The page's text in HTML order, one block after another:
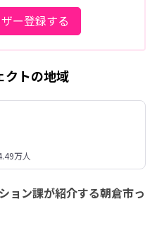
ー登録する
クトの地域
万人
ン課が紹介する朝倉市っ